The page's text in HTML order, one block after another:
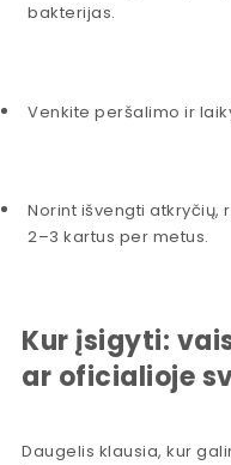
bakterijas.
Venkite peršalimo ir
Norint išvengti
2–3 kartus per metus.
Kur įsigyti:
ar oficialioje
Daugelis klausia, kur